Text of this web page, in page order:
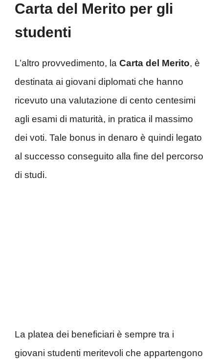
Carta del Merito per gli
studenti
L’altro provvedimento, la Carta del Merito, è
destinata ai giovani diplomati che hanno
ricevuto una valutazione di cento centesimi
agli esami di maturità, in pratica il massimo
dei voti. Tale bonus in denaro è quindi legato
al successo conseguito alla fine del percorso
di studi.
La platea dei beneficiari è sempre tra i
giovani studenti meritevoli che appartengono